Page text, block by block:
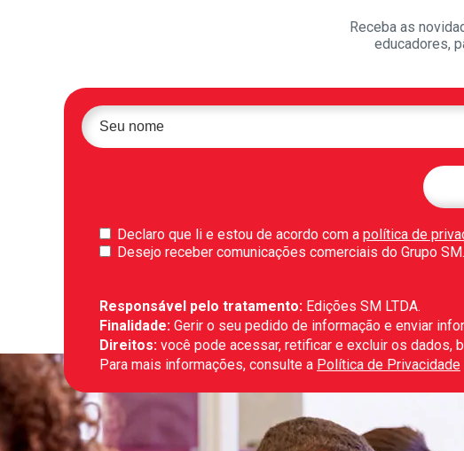
Receba as
educadores,
Declaro que li e estou de acordo com a política de
Desejo receber comunicações comerciais do Grupo SM.
Responsável pelo tratamento: Edições SM LTDA.
Finalidade: Gerir o seu pedido de informação e enviar
Direitos: você pode acessar, retificar e excluir os dados,
Para mais informações, consulte a Política de Privacidade